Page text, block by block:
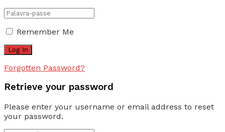
Remember Me
Forgotten Password?
Retrieve your password
Please enter your username or email address to reset
your password.